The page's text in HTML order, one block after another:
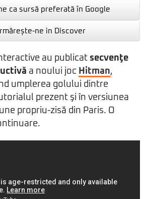
ca sursă preferată în Google
ne in Discover
au publicat secvenţe
a noului joc Hitman,
umplerea golului dintre
prezent şi în versiunea
propriu-zisă din Paris. O